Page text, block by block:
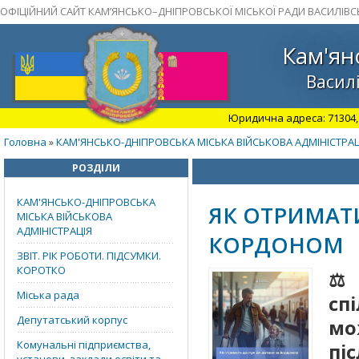
ОФІЦІЙНИЙ САЙТ КАМ’ЯНСЬКО–ДНІПРОВСЬКОЇ МІСЬКОЇ РАДИ
Юридична адреса: 71304,
Головна »КАМ'ЯНСЬКО-ДНІПРОВСЬКА МІСЬКА ВІЙСЬКОВА
РОЗДІЛИ
КАМ'ЯНСЬКО-ДНІПРОВСЬКА
МІСЬКА ВІЙСЬКОВА
АДМІНІСТРАЦІЯ
ЗВІТ. РІК РОБОТИ. ПІДСУМКИ.
КОРОТКО
Міська рада
Депутатський корпус
Комунальні підприємства,
ЯК
КОРДОНОМ